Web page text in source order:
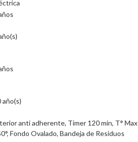
año(s)
anti adherente, Timer 120 min, T° Max
Fondo Ovalado, Bandeja de Residuos